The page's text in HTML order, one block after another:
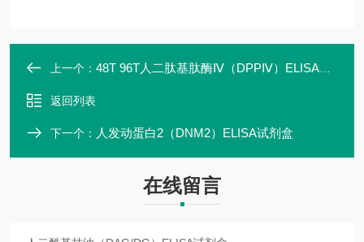
上一个： 48T 96T人二肽基肽酶Ⅳ（DPPⅣ）ELISA定量试剂盒特异性强
返回列表
下一个： 人发动蛋白2（DNM2）ELISA试剂盒
在线留言